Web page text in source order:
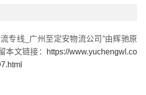
专线_广州至定安物流公司”由辉驰原
本文链接：
https://www.yuchengwl.co